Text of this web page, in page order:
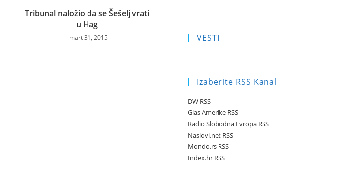
Tribunal naložio da se Šešelj vrati
u Hag
mart 31, 2015 VESTI
Izaberite RSS Kanal
DW RSS
Glas Amerike RSS
Radio Slobodna Evropa RSS
Naslovi.net RSS
Mondo.rs RSS
Index.hr RSS